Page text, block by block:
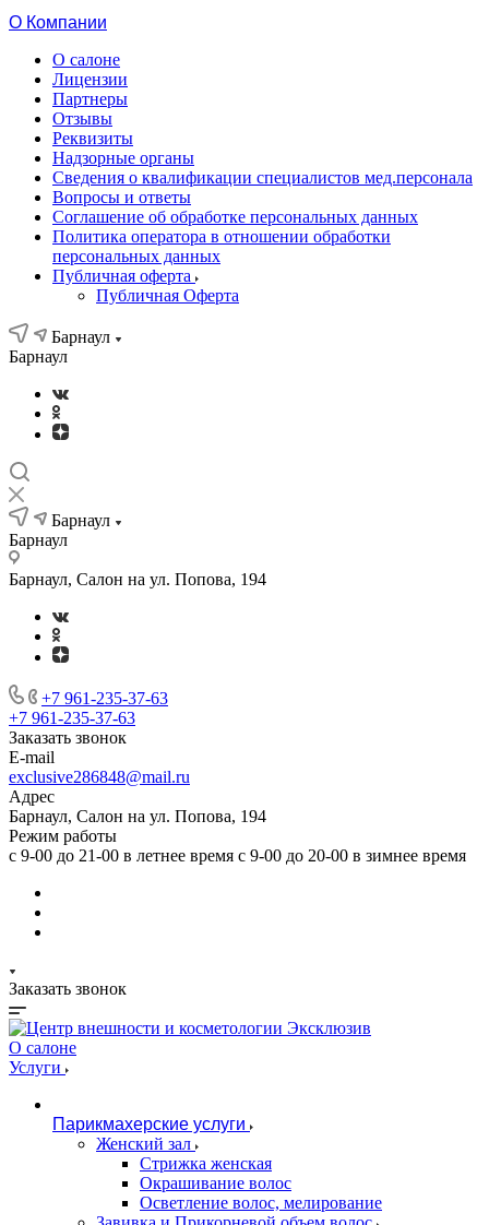
О Компании
О салоне
Лицензии
Партнеры
Отзывы
Реквизиты
Надзорные органы
Сведения о квалификации специалистов мед.персонала
Вопросы и ответы
Соглашение об обработке персональных данных
Политика оператора в отношении обработки
персональных данных
Публичная оферта
Публичная Оферта
Барнаул
Барнаул
Барнаул
Барнаул
Барнаул, Салон на ул. Попова, 194
+7 961-235-37-63
+7 961-235-37-63
Заказать звонок
E-mail
exclusive286848@mail.ru
Адрес
Барнаул, Салон на ул. Попова, 194
Режим работы
с 9-00 до 21-00 в летнее время с 9-00 до 20-00 в зимнее время
Заказать звонок
О салоне
Услуги
Парикмахерские услуги
Женский зал
Стрижка женская
Окрашивание волос
Осветление волос, мелирование